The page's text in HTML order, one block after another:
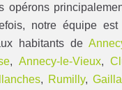
opérons
notre équipe
habitants de
, Annecy-le-Vieux,
, Rumilly,